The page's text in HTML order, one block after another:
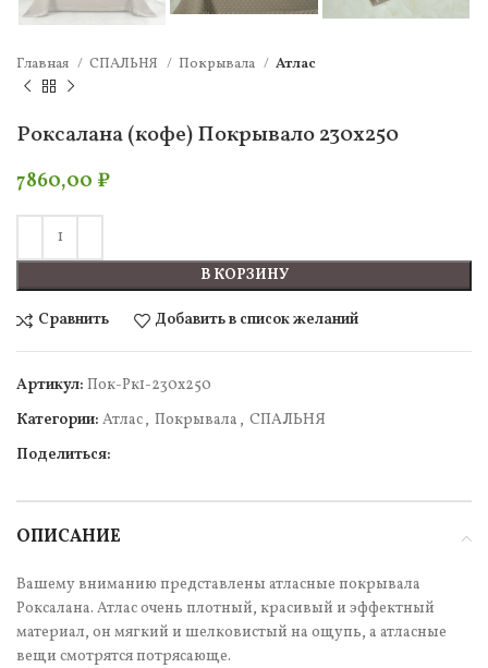
Главная СПАЛЬНЯ Покрывала Атлас
Роксалана (кофе) Покрывало 230х250
7860,00 ₽
В КОРЗИНУ
Сравнить Добавить в список желаний
Артикул: Пок-Рк1-230х250
Категории: Атлас, Покрывала , СПАЛЬНЯ
Поделиться:
ОПИСАНИЕ
Вашему вниманию представлены атласные покрывала
Роксалана. Атлас очень плотный, красивый и эффектный
материал, он мягкий и шелковистый на ощупь, а атласные
вещи смотрятся потрясающе.